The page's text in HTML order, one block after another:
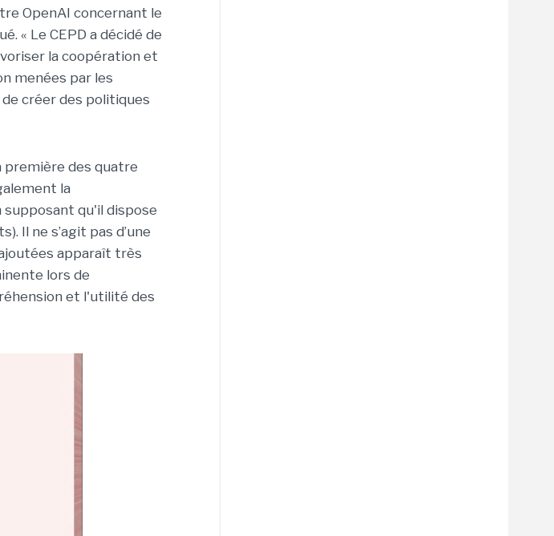
OpenAI concernant le
« Le CEPD a décidé de
la coopération et
menées par les
créer des politiques
première des quatre
la
qu'il dispose
Il ne s’agit pas d’une
apparaît très
lors de
et l'utilité des